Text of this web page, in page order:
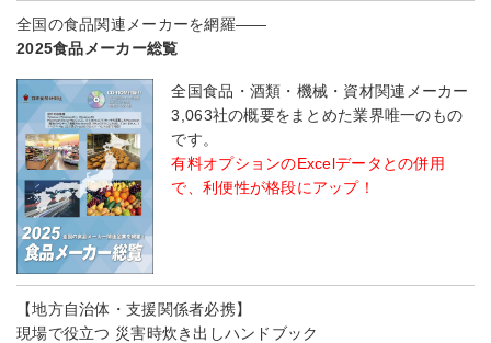
全国の食品関連メーカーを網羅――
2025食品メーカー総覧
全国食品・酒類・機械・資材関連メーカー
3,063社の概要をまとめた業界唯一のもの
です。
有料オプションのExcelデータとの併用
で、利便性が格段にアップ！
【地方自治体・支援関係者必携】
現場で役立つ 災害時炊き出しハンドブック